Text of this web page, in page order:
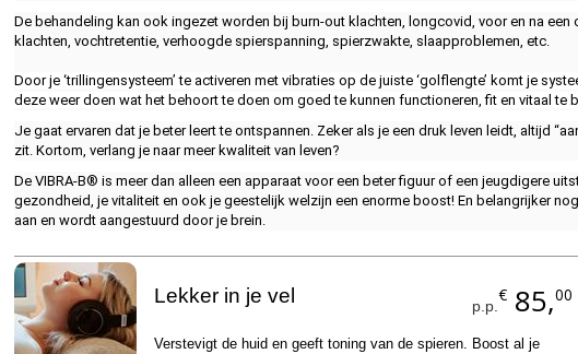
De behandeling kan ook ingezet worden bij burn-out klachten, longcovid, voor en na een
klachten, vochtretentie, verhoogde spierspanning, spierzwakte, slaapproblemen, etc.
Door je ‘trillingensysteem’ te activeren met vibraties op de juiste ‘golflengte’ komt je
deze weer doen wat het behoort te doen om goed te kunnen functioneren, fit en vitaal te
Je gaat ervaren dat je beter leert te ontspannen. Zeker als je een druk leven leidt, altijd
zit. Kortom, verlang je naar meer kwaliteit van leven?
De VIBRA-B® is meer dan alleen een apparaat voor een beter figuur of een jeugdigere
gezondheid, je vitaliteit en ook je geestelijk welzijn een enorme boost! En belangrijker
aan en wordt aangestuurd door je brein.
Lekker in je vel
Verstevigt de huid en geeft toning van de spieren. Boost al je
p.p.
€85,00